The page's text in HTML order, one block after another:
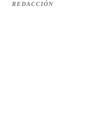
REDACCIÓN